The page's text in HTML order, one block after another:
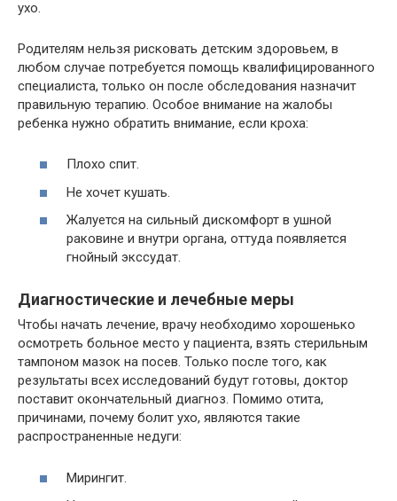
ухо.
Родителям нельзя рисковать детским здоровьем, в
любом случае потребуется помощь квалифицированного
специалиста, только он после обследования назначит
правильную терапию. Особое внимание на жалобы
ребенка нужно обратить внимание, если кроха:
Плохо спит.
Не хочет кушать.
Жалуется на сильный дискомфорт в ушной
раковине и внутри органа, оттуда появляется
гнойный экссудат.
Диагностические и лечебные меры
Чтобы начать лечение, врачу необходимо хорошенько
осмотреть больное место у пациента, взять стерильным
тампоном мазок на посев. Только после того, как
результаты всех исследований будут готовы, доктор
поставит окончательный диагноз. Помимо отита,
причинами, почему болит ухо, являются такие
распространенные недуги:
Мирингит.